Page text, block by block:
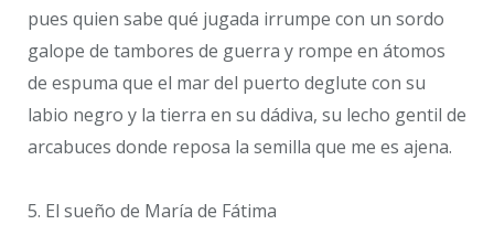
pues quien sabe qué jugada irrumpe con un sordo
galope de tambores de guerra y rompe en átomos
de espuma que el mar del puerto deglute con su
labio negro y la tierra en su dádiva, su lecho gentil de
arcabuces donde reposa la semilla que me es ajena.
5. El sueño de María de Fátima